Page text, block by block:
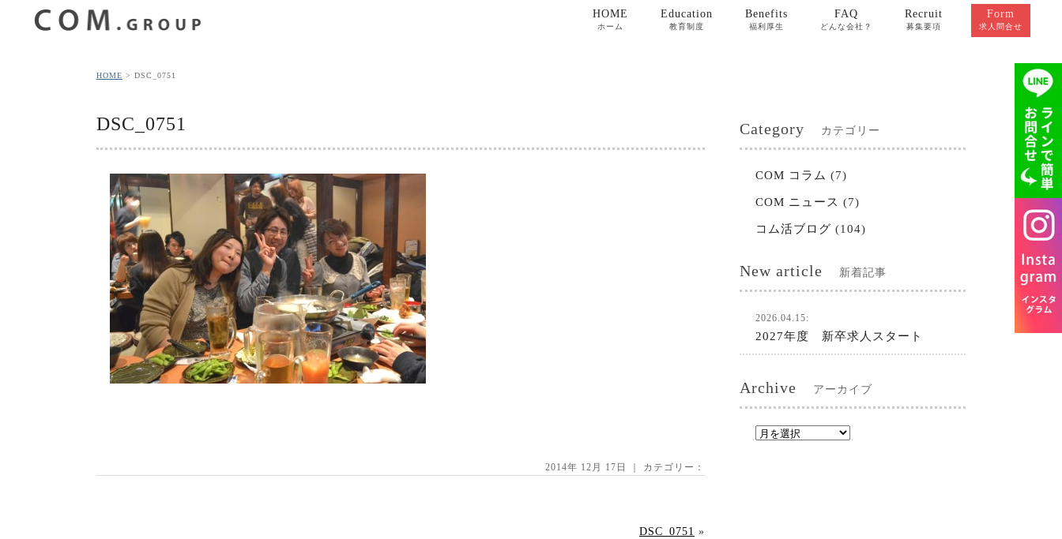
HOME
ホーム
Education
教育制度
Benefits
福利厚生
FAQ
どんな会社？
Recruit
募集要項
Form
求人問合せ
HOME DSC_0751
DSC_0751
2014年 12月 17日 ｜ カテゴリー：
DSC_0751 »
Category カテゴリー
COM コラム (7)
COM ニュース (7)
コム活ブログ (104)
New article 新着記事
2026.04.15:
2027年度 新卒求人スタート
Archive アーカイブ